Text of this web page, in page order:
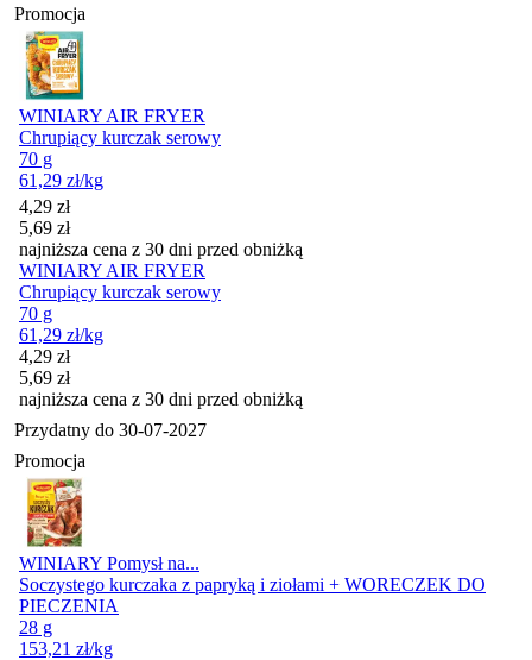
Promocja
WINIARY AIR FRYER
Chrupiący kurczak serowy
70 g
61,29 zł/kg
Cena promocyjna
4,29 zł
5,69 zł
najniższa cena z 30 dni przed obniżką
WINIARY AIR FRYER
Chrupiący kurczak serowy
70 g
61,29 zł/kg
Cena promocyjna
4,29 zł
5,69 zł
najniższa cena z 30 dni przed obniżką
Przydatny do 30-07-2027
Promocja
WINIARY Pomysł na...
Soczystego kurczaka z papryką i ziołami + WORECZEK DO
PIECZENIA
28 g
153,21 zł/kg